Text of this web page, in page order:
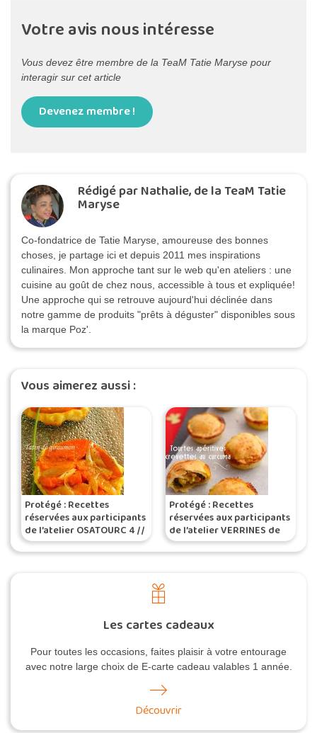
Votre avis nous intéresse
Vous devez être membre de la TeaM Tatie Maryse pour
interagir sur cet article
Devenez membre !
Rédigé par Nathalie, de la TeaM Tatie
Maryse
Co-fondatrice de Tatie Maryse, amoureuse des bonnes
choses, je partage ici et depuis 2011 mes inspirations
culinaires. Mon approche tant sur le web qu'en ateliers : une
cuisine au goût de chez nous, accessible à tous et expliquée!
Une approche qui se retrouve aujourd'hui déclinée dans
notre gamme de produits "prêts à déguster" disponibles sous
la marque Poz'.
Vous aimerez aussi :
Protégé : Recettes
réservées aux participants
de l’atelier OSATOURC 4 //
Tatin de giraumon,
parmentier de dachine
Protégé : Recettes
réservées aux participants
de l’atelier VERRINES de
FÊTES
Les cartes cadeaux
Pour toutes les occasions, faites plaisir à votre entourage
avec notre large choix de E-carte cadeau valables 1 année.
Découvrir